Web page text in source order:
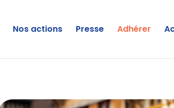
Nos actions Presse Adhérer